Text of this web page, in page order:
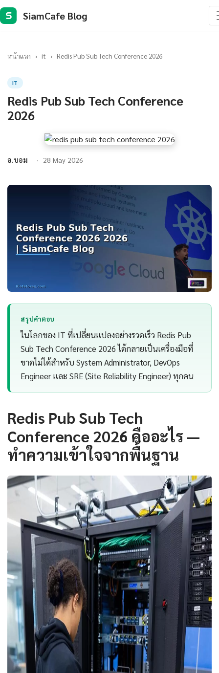
S SiamCafe Blog
หน้าแรก › it › Redis Pub Sub Tech Conference 2026
IT
Redis Pub Sub Tech Conference
2026
อ.บอม 28 May 2026
สรุปคำตอบ
ในโลกของ IT ที่เปลี่ยนแปลงอย่างรวดเร็ว Redis Pub
Sub Tech Conference 2026 ได้กลายเป็นเครื่องมือที่
ขาดไม่ได้สำหรับ System Administrator, DevOps
Engineer และ SRE (Site Reliability Engineer) ทุกคน
Redis Pub Sub Tech
Conference 2026 คืออะไร —
ทำความเข้าใจจากพื้นฐาน